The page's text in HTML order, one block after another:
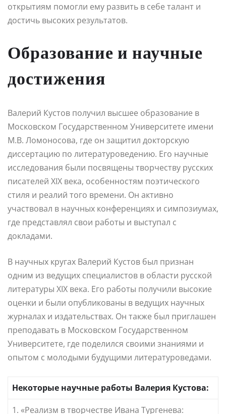
открытиям помогли ему развить в себе талант и
достичь высоких результатов.
Образование и научные
достижения
Валерий Кустов получил высшее образование в
Московском Государственном Университете имени
М.В. Ломоносова, где он защитил докторскую
диссертацию по литературоведению. Его научные
исследования были посвящены творчеству русских
писателей XIX века, особенностям поэтического
стиля и реалий того времени. Он активно
участвовал в научных конференциях и симпозиумах,
где представлял свои работы и выступал с
докладами.
В научных кругах Валерий Кустов был признан
одним из ведущих специалистов в области русской
литературы XIX века. Его работы получили высокие
оценки и были опубликованы в ведущих научных
журналах и издательствах. Он также был приглашен
преподавать в Московском Государственном
Университете, где поделился своими знаниями и
опытом с молодыми будущими литературоведами.
Некоторые научные работы Валерия Кустова:
1. «Реализм в творчестве Ивана Тургенева: